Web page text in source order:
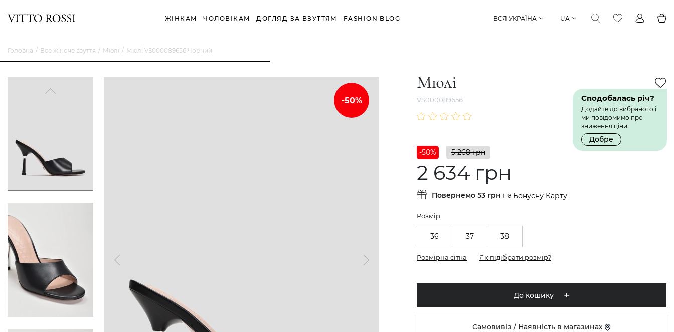
ЖІНКАМ ЧОЛОВІКАМ ДОГЛЯД ЗА ВЗУТТЯМ FASHION BLOG ВСЯ УКРАЇНА UA
Головна Все жіноче взуття Мюлі Мюлі VS000089656 Чорний
Мюлі
VS000089656 Сподобалась річ?
Додайте до вибраного і
ми повідомимо про
зниження ціни.
Добре
-50%
5 268 грн
2 634 грн
Повернемо 53 грн на Бонусну Карту
Розмір
36 37 38
Розмірна сітка Як підібрати розмір?
До кошику
Самовивіз / Наявність в магазинах